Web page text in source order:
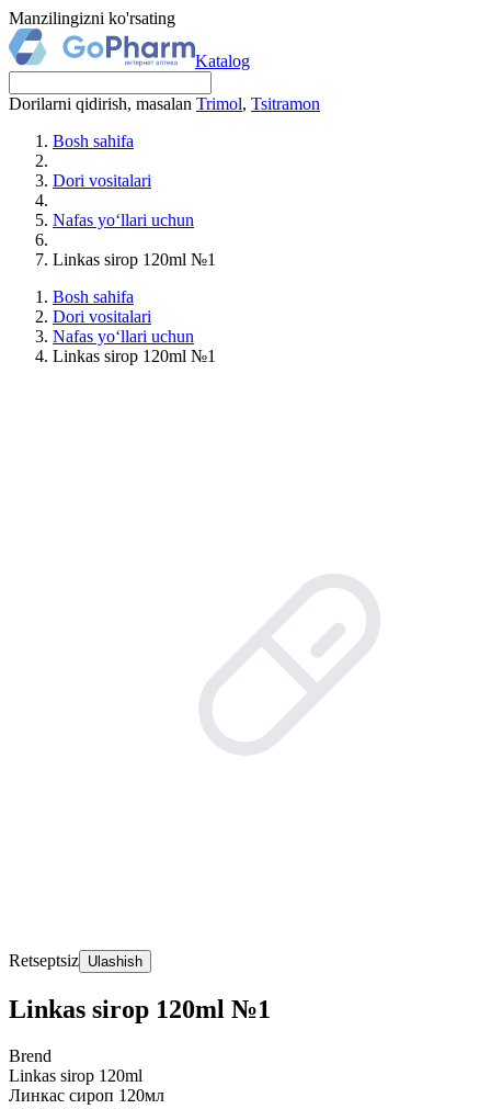
Manzilingizni ko'rsating
Katalog
Dorilarni qidirish, masalan Trimol, Tsitramon
Bosh sahifa
Dori vositalari
Nafas yo‘llari uchun
Linkas sirop 120ml №1
Bosh sahifa
Dori vositalari
Nafas yo‘llari uchun
Linkas sirop 120ml №1
Retseptsiz Ulashish
Linkas sirop 120ml №1
Brend
Linkas sirop 120ml
Линкас сироп 120мл